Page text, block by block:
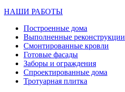
НАШИ РАБОТЫ
Построенные дома
Выполненные реконструкции
Смонтированные кровли
Готовые фасады
Заборы и ограждения
Спроектированные дома
Тротуарная плитка